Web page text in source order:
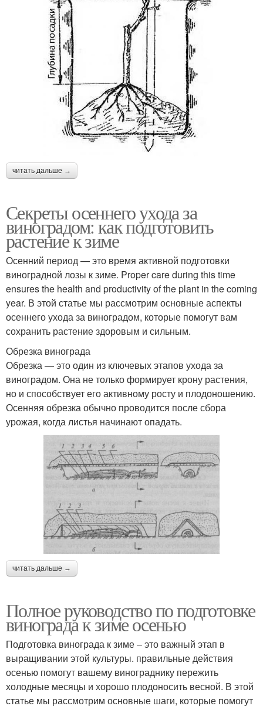
читать дальше →
Секреты осеннего ухода за
виноградом: как подготовить
растение к зиме
Осенний период — это время активной подготовки
виноградной лозы к зиме. Proper care during this time
ensures the health and productivity of the plant in the coming
year. В этой статье мы рассмотрим основные аспекты
осеннего ухода за виноградом, которые помогут вам
сохранить растение здоровым и сильным.
Обрезка винограда
Обрезка — это один из ключевых этапов ухода за
виноградом. Она не только формирует крону растения,
но и способствует его активному росту и плодоношению.
Осенняя обрезка обычно проводится после сбора
урожая, когда листья начинают опадать.
читать дальше →
Полное руководство по подготовке
винограда к зиме осенью
Подготовка винограда к зиме – это важный этап в
выращивании этой культуры. правильные действия
осенью помогут вашему винограднику пережить
холодные месяцы и хорошо плодоносить весной. В этой
статье мы рассмотрим основные шаги, которые помогут